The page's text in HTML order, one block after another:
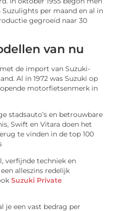
per maand en al in
gegroeid naar 30
van nu
de import van Suzuki-
Al in 1972 was Suzuki op
motorfietsenmerk in
stadsauto’s en betrouwbare
Swift en Vitara doen het
te vinden in de top 100
verfijnde techniek en
alleszins redelijk
Suzuki Private
je een vast bedrag per